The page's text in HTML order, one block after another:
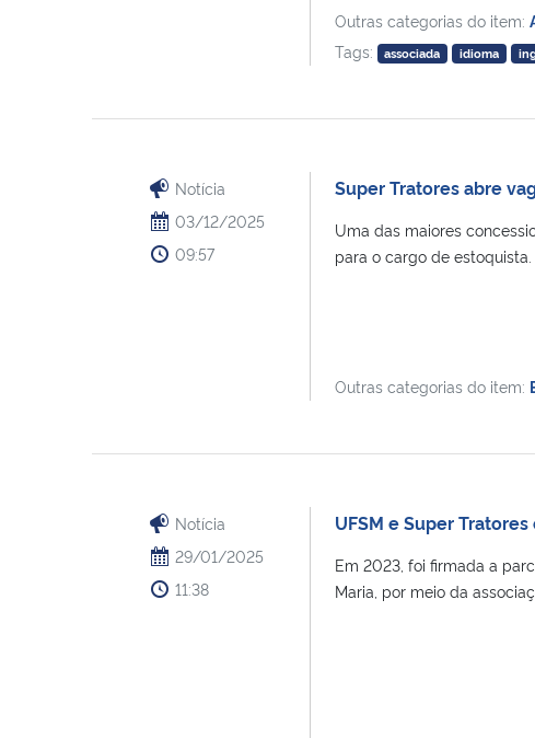
Outras categorias do item:
Tags:
associada idioma
Notícia
03/12/2025
09:57
Super Tratores abre
Uma das maiores
para o cargo de
Outras categorias do item:
Notícia
29/01/2025
11:38
UFSM e Super
Em 2023, foi firmada a
Maria, por meio da